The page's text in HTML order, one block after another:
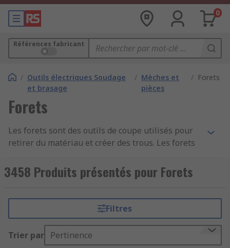
0
Références fabricant
/ Outils électriques Soudage
et brasage
/ Mèches et
pièces
/ Forets
Forets
Les forets sont des outils de coupe utilisés pour
retirer du matériau et créer des trous. Les forets
formes, tailles et des types spécifiques pour
divers matériaux.
Types de forets
Parmi les différents types de forets, on trouve :
3458 Produits présentés pour Forets
Filtres
Trier par Pertinence